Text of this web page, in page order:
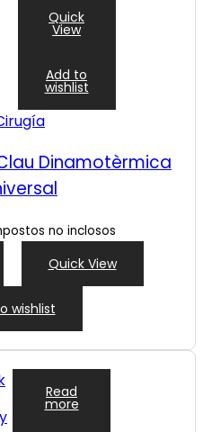
Quick
View
Add to
wishlist
Dinamotèrmica
no inclosos
Quick View
wishlist
Read
more